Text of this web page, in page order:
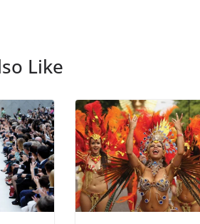
Like